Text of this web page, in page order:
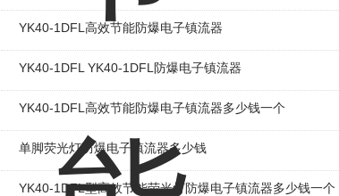
YK40-1DFL高效节能防爆电子镇流器
YK40-1DFL YK40-1DFL防爆电子镇流器
YK40-1DFL高效节能防爆电子镇流器多少钱一个
单脚荧光灯防爆电子镇流器多少钱
YK40-1DFL型高效节能荧光灯防爆电子镇流器多少钱一个